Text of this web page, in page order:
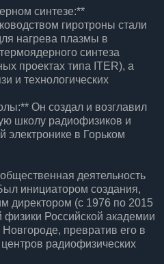
синтезе:**
гиротроны стали
нагрева плазмы в
синтеза
проектах типа ITER), а
и технологических
Он создал и возглавил
школу радиофизиков и
электронике в Горьком
деятельность
инициатором создания,
директором (с 1976 по 2015
физики Российской академии
превратив его в
радиофизических